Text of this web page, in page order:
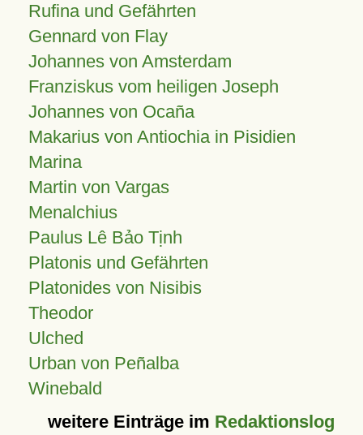
Rufina und Gefährten
Gennard von Flay
Johannes von Amsterdam
Franziskus vom heiligen Joseph
Johannes von Ocaña
Makarius von Antiochia in Pisidien
Marina
Martin von Vargas
Menalchius
Paulus Lê Bảo Tịnh
Platonis und Gefährten
Platonides von Nisibis
Theodor
Ulched
Urban von Peñalba
Winebald
weitere Einträge im Redaktionslog